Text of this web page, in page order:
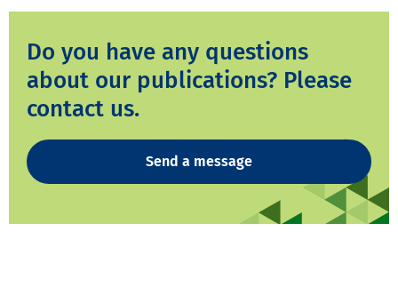
Do you have any questions
about our publications? Please
contact us.
Send a message